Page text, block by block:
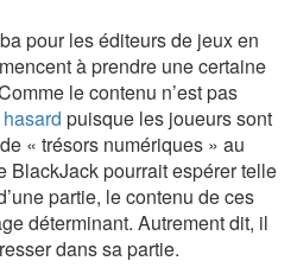
pour les éditeurs de jeux en
à prendre une certaine
le contenu n’est pas
puisque les joueurs sont
« trésors numériques » au
BlackJack pourrait espérer telle
partie, le contenu de ces
déterminant. Autrement dit, il
dans sa partie.